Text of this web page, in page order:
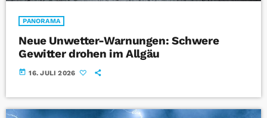
PANORAMA
Neue Unwetter-Warnungen: Schwere
Gewitter drohen im Allgäu
today 16. JULI 2026